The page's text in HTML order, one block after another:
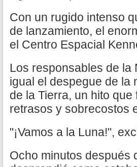
Con un rugido intenso
de lanzamiento, el
el Centro Espacial
Los responsables de la
igual el despegue de la
de la Tierra, un hito
retrasos y sobrecostos
"¡Vamos a la Luna!",
Ocho minutos después